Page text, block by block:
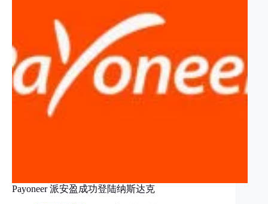
Payoneer 派安盈成功登陆纳斯达克